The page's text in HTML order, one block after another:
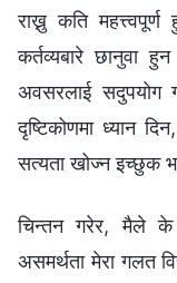
राख्नु कति
कर्तव्यबारे छानुवा
अवसरलाई सदुपयोग
दृष्टिकोणमा ध्यान
सत्यता खोज्न इच्छुक
चिन्तन गरेर, मैले के
असमर्थता मेरा गलत